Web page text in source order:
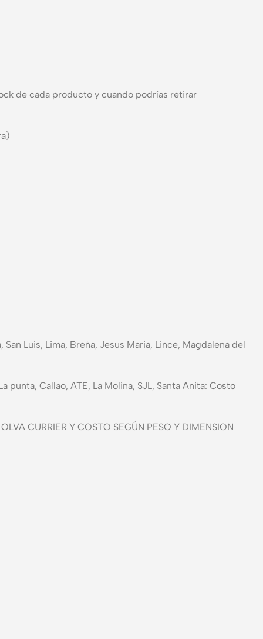
de cada producto y cuando podrías retirar
Luis, Lima, Breña, Jesus Maria, Lince, Magdalena del
punta, Callao, ATE, La Molina, SJL, Santa Anita: Costo
CURRIER Y COSTO SEGÚN PESO Y DIMENSION